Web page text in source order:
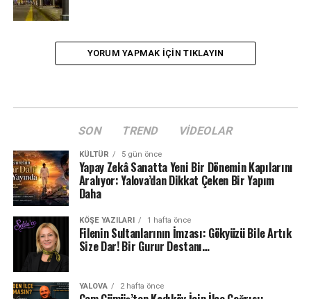
YORUM YAPMAK IÇIN TIKLAYIN
SON TREND VIDEOLAR
KÜLTÜR 5 gün önce
Yapay Zekâ Sanatta Yeni Bir Dönemin Kapılarını
Aralıyor: Yalova’dan Dikkat Çeken Bir Yapım
Daha
KÖŞE YAZILARI 1 hafta önce
Filenin Sultanlarının İmzası: Gökyüzü Bile Artık
Size Dar! Bir Gurur Destanı…
YALOVA 2 hafta önce